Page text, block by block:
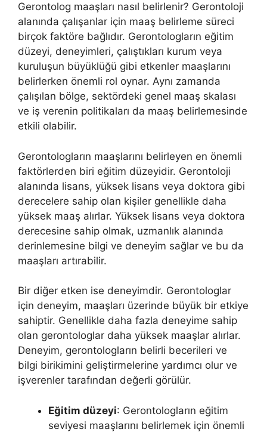
Gerontolog maaşları nasıl belirlenir? Gerontoloji
alanında çalışanlar için maaş belirleme süreci
birçok faktöre bağlıdır. Gerontologların eğitim
düzeyi, deneyimleri, çalıştıkları kurum veya
kuruluşun büyüklüğü gibi etkenler maaşlarını
belirlerken önemli rol oynar. Aynı zamanda
çalışılan bölge, sektördeki genel maaş skalası
ve iş verenin politikaları da maaş belirlemesinde
etkili olabilir.
Gerontologların maaşlarını belirleyen en önemli
faktörlerden biri eğitim düzeyidir. Gerontoloji
alanında lisans, yüksek lisans veya doktora gibi
derecelere sahip olan kişiler genellikle daha
yüksek maaş alırlar. Yüksek lisans veya doktora
derecesine sahip olmak, uzmanlık alanında
derinlemesine bilgi ve deneyim sağlar ve bu da
maaşları artırabilir.
Bir diğer etken ise deneyimdir. Gerontologlar
için deneyim, maaşları üzerinde büyük bir etkiye
sahiptir. Genellikle daha fazla deneyime sahip
olan gerontologlar daha yüksek maaşlar alırlar.
Deneyim, gerontologların belirli becerileri ve
bilgi birikimini geliştirmelerine yardımcı olur ve
işverenler tarafından değerli görülür.
Eğitim düzeyi: Gerontologların eğitim
seviyesi maaşlarını belirlemek için önemli